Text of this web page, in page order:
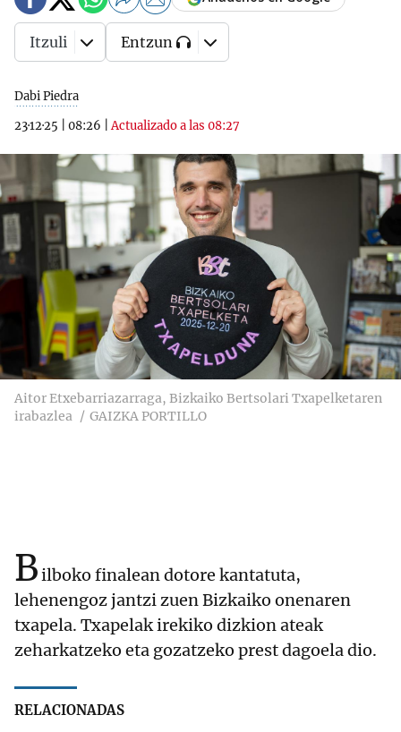
Dabi Piedra
23·12·25
08:26 |Actualizado a las 08:27
Itzuli Entzun
Aitor Etxebarriazarraga, Bizkaiko Bertsolari Txapelketaren
irabazlea
GAIZKA PORTILLO
Bilboko finalean dotore kantatuta,
lehenengoz jantzi zuen Bizkaiko onenaren
txapela. Txapelak irekiko dizkion ateak
zeharkatzeko eta gozatzeko prest dagoela dio.
RELACIONADAS